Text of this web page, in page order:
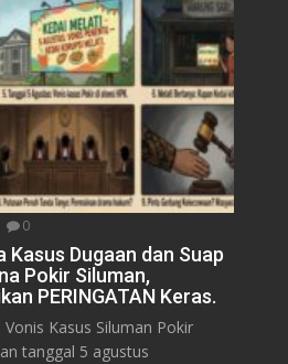
0
Kasus Dugaan dan Suap
Pokir Siluman,
PERINGATAN Keras.
Kasus Siluman Pokir
tanggal 5 agustus